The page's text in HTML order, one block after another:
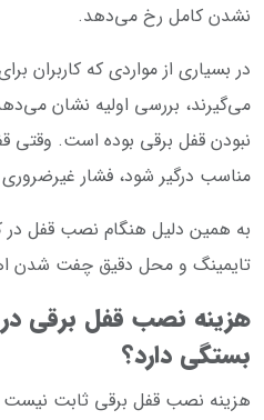
نشدن کامل رخ می‌دهد.
در بسیاری از مواردی که کاربران
می‌گیرند، بررسی اولیه نشان
نبودن قفل برقی بوده است. وقتی
مناسب درگیر شود، فشار
به همین دلیل هنگام نصب قفل در
تایمینگ و محل دقیق چفت شدن
هزینه نصب قفل برقی
بستگی دارد؟
هزینه نصب قفل برقی ثابت